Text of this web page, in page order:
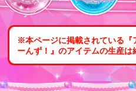
※本ページに掲載されている『
ーんず！』のアイテムの生産は